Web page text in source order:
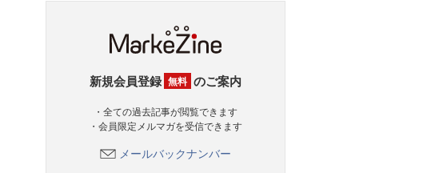
新規会員登録 無料 のご案内
・全ての過去記事が閲覧できます
・会員限定メルマガを受信できます
メールバックナンバー